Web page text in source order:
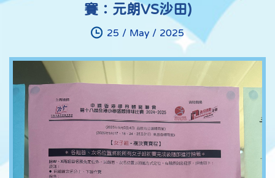
賽：元朗VS沙田)
25 / May / 2025